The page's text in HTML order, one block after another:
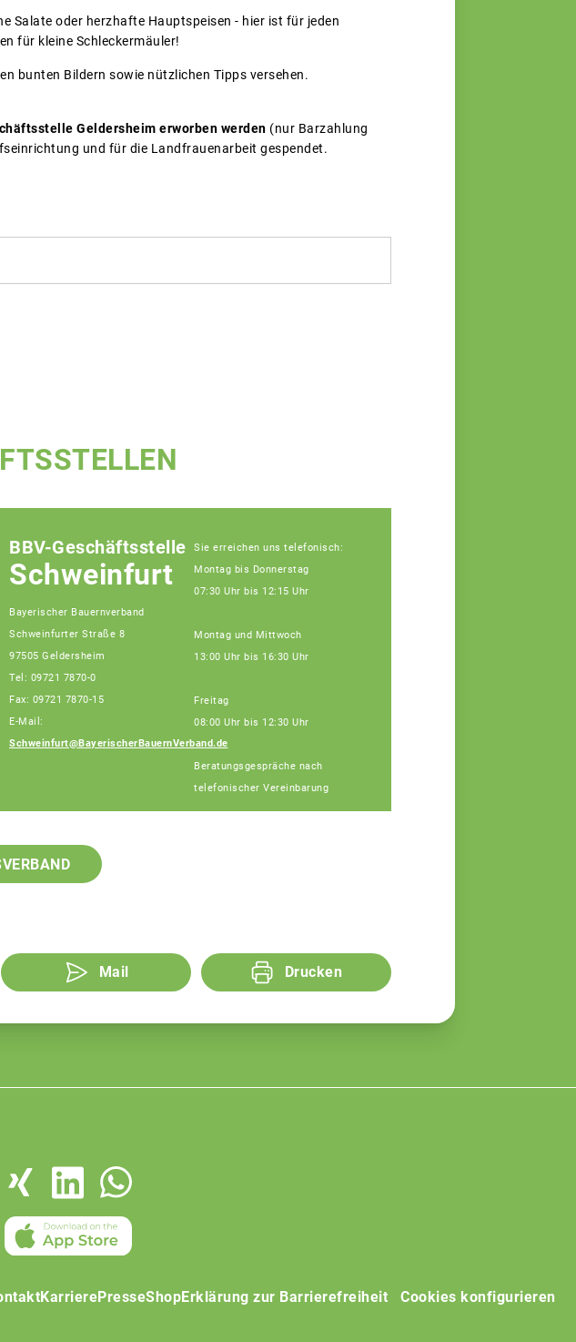
Salate oder herzhafte Hauptspeisen - hier ist für jeden
für kleine Schleckermäuler!
bunten Bildern sowie nützlichen Tipps versehen.
Geldersheim erworben werden (nur Barzahlung
und für die Landfrauenarbeit gespendet.
BBV-Geschäftsstelle
Schweinfurt
Bayerischer Bauernverband
Schweinfurter Straße 8
97505 Geldersheim
Tel: 09721 7870-0
Fax: 09721 7870-15
E-Mail:
Schweinfurt@BayerischerBauernVerband.de
Sie erreichen uns telefonisch:
Montag bis Donnerstag
07:30 Uhr bis 12:15 Uhr
Montag und Mittwoch
13:00 Uhr bis 16:30 Uhr
Freitag
08:00 Uhr bis 12:30 Uhr
Beratungsgespräche nach
telefonischer Vereinbarung
Mail Drucken
KarrierePresseShopErklärung zur Barrierefreiheit Cookies konfigurieren